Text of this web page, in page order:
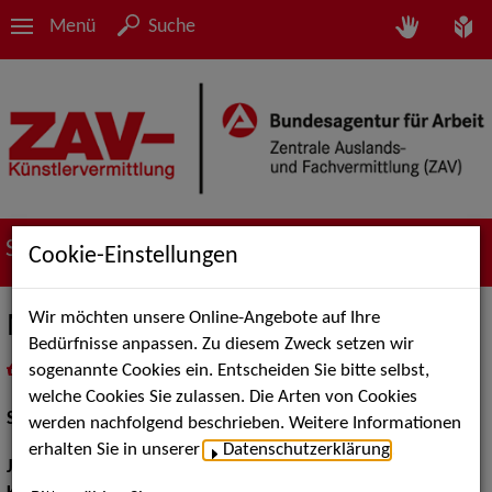
Menü Suche
Suche nach Künstler*innen
Maria Sauckel-Plock
als PDF speichern
inMeine Merklistelegen
Schauspiel:Film und TV
Jahrgang:
Cookie-Einstellungen
Wir möchten unsere Online-Angebote auf Ihre
Bedürfnisse anpassen. Zu diesem Zweck setzen wir
sogenannte Cookies ein. Entscheiden Sie bitte selbst,
welche Cookies Sie zulassen. Die Arten von Cookies
werden nachfolgend beschrieben. Weitere Informationen
erhalten Sie in unserer
Datenschutzerklärung